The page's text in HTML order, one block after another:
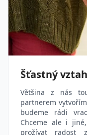
Šťastný
Většina z nás
partnerem
budeme rádi
Chceme ale i
prožívat radost